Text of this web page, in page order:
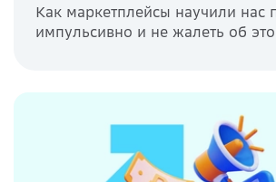
Как маркетплейсы научили нас
импульсивно и не жалеть об